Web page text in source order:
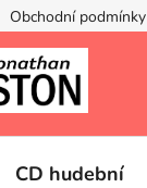
Obchodní podmínky
CD hudební